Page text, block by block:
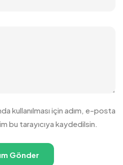
kullanılması için adım, e-posta
bu tarayıcıya kaydedilsin.